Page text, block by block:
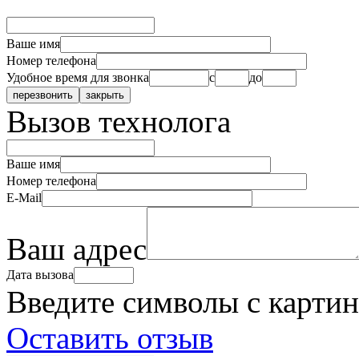
Ваше имя
Номер телефона
Удобное время для звонка
с до
Вызов технолога
Ваше имя
Номер телефона
E-Mail
Ваш адрес
Дата вызова
Введите символы с
Оставить отзыв